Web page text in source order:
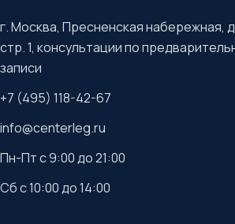
г. Москва, Пресненская набережная,
стр. 1, консультации по
записи
+7 (495) 118-42-67
info@centerleg.ru
Пн-Пт с 9:00 до 21:00
Сб с 10:00 до 14:00